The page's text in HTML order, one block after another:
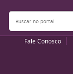
Buscar no portal
Fale Conosco